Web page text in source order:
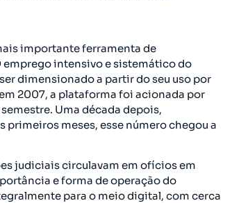
importante ferramenta de
emprego intensivo e sistemático do
dimensionado a partir do seu uso por
2007, a plataforma foi acionada por
Uma década depois,
meses, esse número chegou a
judiciais circulavam em ofícios em
e forma de operação do
para o meio digital, com cerca